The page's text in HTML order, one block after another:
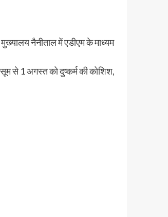
नैनीताल में एडीएम के माध्यम
से 1 अगस्त को दुष्कर्म की कोशिश,